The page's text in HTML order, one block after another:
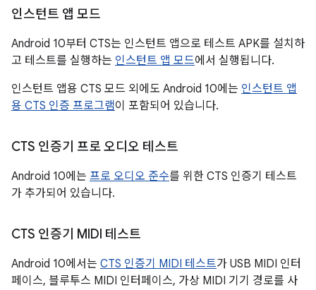
인스턴트 앱 모드
Android 10부터 CTS는 인스턴트 앱으로 테스트 APK를 설치하
고 테스트를 실행하는 인스턴트 앱 모드에서 실행됩니다.
인스턴트 앱용 CTS 모드 외에도 Android 10에는 인스턴트 앱
용 CTS 인증 프로그램이 포함되어 있습니다.
CTS 인증기 프로 오디오 테스트
Android 10에는 프로 오디오 준수를 위한 CTS 인증기 테스트
가 추가되어 있습니다.
CTS 인증기 MIDI 테스트
Android 10에서는 CTS 인증기 MIDI 테스트가 USB MIDI 인터
페이스, 블루투스 MIDI 인터페이스, 가상 MIDI 기기 경로를 사